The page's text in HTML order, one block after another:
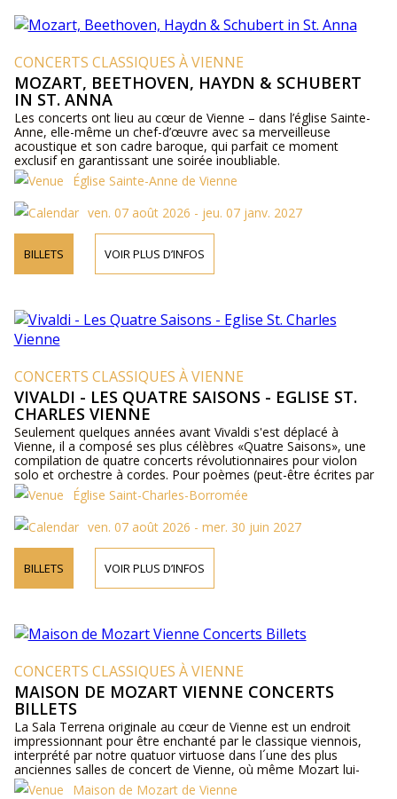
CONCERTS CLASSIQUES À VIENNE
MOZART, BEETHOVEN, HAYDN & SCHUBERT
IN ST. ANNA
Les concerts ont lieu au cœur de Vienne – dans l’église Sainte-
Anne, elle-même un chef-d’œuvre avec sa merveilleuse
acoustique et son cadre baroque, qui parfait ce moment
exclusif en garantissant une soirée inoubliable.
Église Sainte-Anne de Vienne
ven. 07 août 2026 - jeu. 07 janv. 2027
BILLETS VOIR PLUS D’INFOS
CONCERTS CLASSIQUES À VIENNE
VIVALDI - LES QUATRE SAISONS - EGLISE ST.
CHARLES VIENNE
Seulement quelques années avant Vivaldi s'est déplacé à
Vienne, il a composé ses plus célèbres «Quatre Saisons», une
compilation de quatre concerts révolutionnaires pour violon
solo et orchestre à cordes. Pour poèmes (peut-être écrites par
Vivaldi) sont à l'image de la composition qui nous montre les
tempêtes furieuses de tonnerre et des éclairs, briser la glace et
gazouillis des oiseaux, bergers de couchage, les aboiements
des chiens, une bande de chasseurs ....
Église Saint-Charles-Borromée
ven. 07 août 2026 - mer. 30 juin 2027
BILLETS VOIR PLUS D’INFOS
CONCERTS CLASSIQUES À VIENNE
MAISON DE MOZART VIENNE CONCERTS
BILLETS
La Sala Terrena originale au cœur de Vienne est un endroit
impressionnant pour être enchanté par le classique viennois,
interprété par notre quatuor virtuose dans l´une des plus
anciennes salles de concert de Vienne, où même Mozart lui-
même se produisait.Maison de Mozart de Vienne